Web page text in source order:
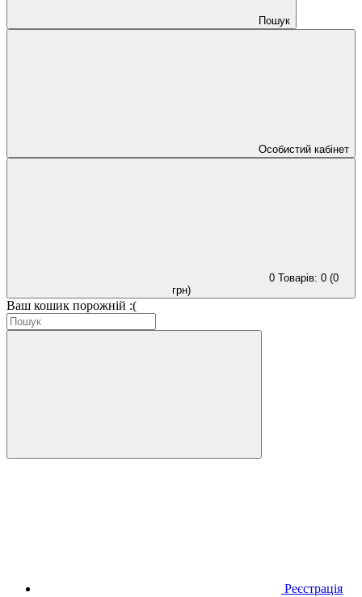
Пошук
Особистий кабінет
0 Товарів: 0 (0
грн)
Ваш кошик порожній :(
Реєстрація